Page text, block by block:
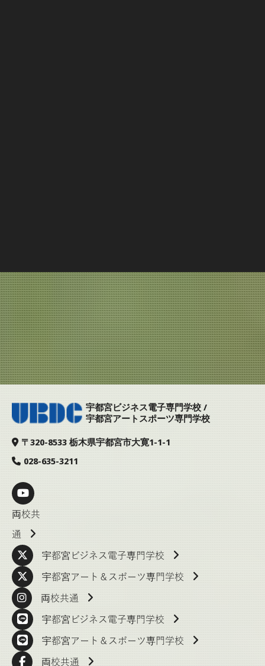
メニュー ビジデン アート＆スポーツ
宇都宮ビジネス電子専門学校 /
宇都宮アートスポーツ専門学校
〒320-8533 栃木県宇都宮市大寛1-1-1
028-635-3211
両校共
通
宇都宮ビジネス電子専門学校
宇都宮アート＆スポーツ専門学校
両校共通
宇都宮ビジネス電子専門学校
宇都宮アート＆スポーツ専門学校
両校共通